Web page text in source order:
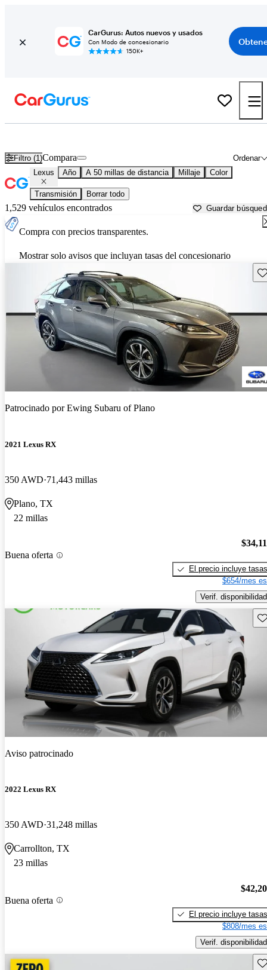
CarGurus: Autos nuevos y usados
Con Modo de concesionario
150K+
Filtro (1) Ordenar
Compara
Lexus Año A 50 millas de distancia Millaje Color
Transmisión Borrar todo
1,529 vehículos encontrados Guardar
Compra con precios transparentes.
Mostrar solo avisos que incluyan tasas del concesionario
Patrocinado porEwing Subaru of Plano
2021 Lexus RX
350 AWD 71,443 millas
Plano, TX
22 millas
Buena oferta
El precio incluye tasas
$654/mes
Verif. disponibilidad
Aviso patrocinado
2022 Lexus RX
350 AWD 31,248 millas
Carrollton, TX
23 millas
Buena oferta
El precio incluye tasas
$808/mes
Verif. disponibilidad